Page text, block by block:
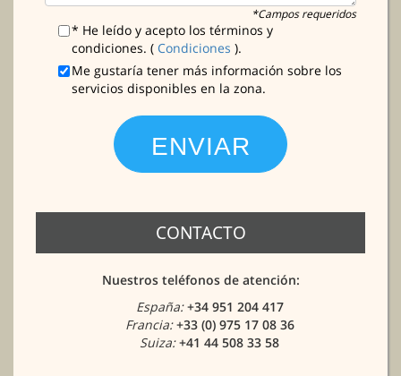
*Campos requeridos
* He leído y acepto los términos y
condiciones. ( Condiciones ).
Me gustaría tener más información sobre los
servicios disponibles en la zona.
CONTACTO
Nuestros teléfonos de atención:
España:+34 951 204 417
Francia:+33 (0) 975 17 08 36
Suiza:+41 44 508 33 58